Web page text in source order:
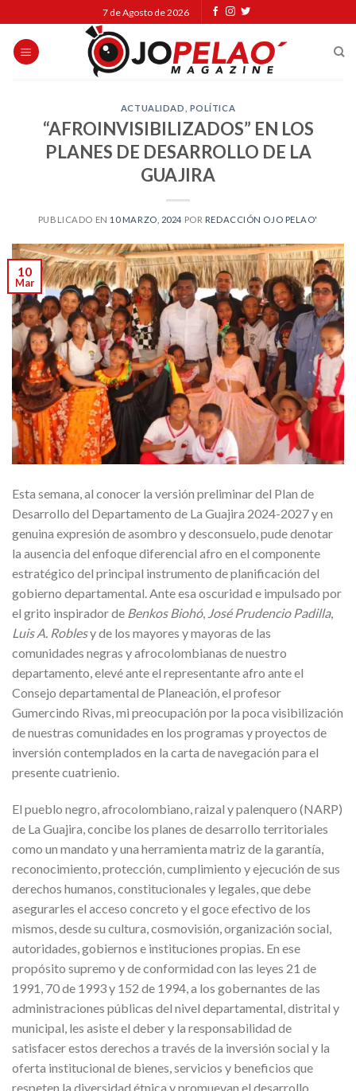
to
content
7 de Agosto de 2026
ACTUALIDAD POLÍTICA
“AFROINVISIBILIZADOS” EN LOS
PLANES DE DESARROLLO DE LA
GUAJIRA
PUBLICADO EN 10 MARZO, 2024 POR REDACCIÓN OJO PELAO'
10
Mar
Esta semana, al conocer la versión preliminar del Plan de
Desarrollo del Departamento de La Guajira 2024-2027 y en
genuina expresión de asombro y desconsuelo, pude denotar
la ausencia del enfoque diferencial afro en el componente
estratégico del principal instrumento de planificación del
gobierno departamental. Ante esa oscuridad e impulsado por
el grito inspirador de Benkos Biohó, José Prudencio Padilla,
Luis A. Roblesy de los mayores y mayoras de las
comunidades negras y afrocolombianas de nuestro
departamento, elevé ante el representante afro ante el
Consejo departamental de Planeación, el profesor
Gumercindo Rivas, mi preocupación por la poca visibilización
de nuestras comunidades en los programas y proyectos de
inversión contemplados en la carta de navegación para el
presente cuatrienio.
El pueblo negro, afrocolombiano, raizal y palenquero (NARP)
de La Guajira, concibe los planes de desarrollo territoriales
como un mandato y una herramienta matriz de la garantía,
reconocimiento, protección, cumplimiento y ejecución de sus
derechos humanos, constitucionales y legales, que debe
asegurarles el acceso concreto y el goce efectivo de los
mismos, desde su cultura, cosmovisión, organización social,
autoridades, gobiernos e instituciones propias. En ese
propósito supremo y de conformidad con las leyes 21 de
1991, 70 de 1993 y 152 de 1994, a los gobernantes de las
administraciones públicas del nivel departamental, distrital y
municipal, les asiste el deber y la responsabilidad de
satisfacer estos derechos a través de la inversión social y la
oferta institucional de bienes, servicios y beneficios que
respeten la diversidad étnica y promuevan el desarrollo